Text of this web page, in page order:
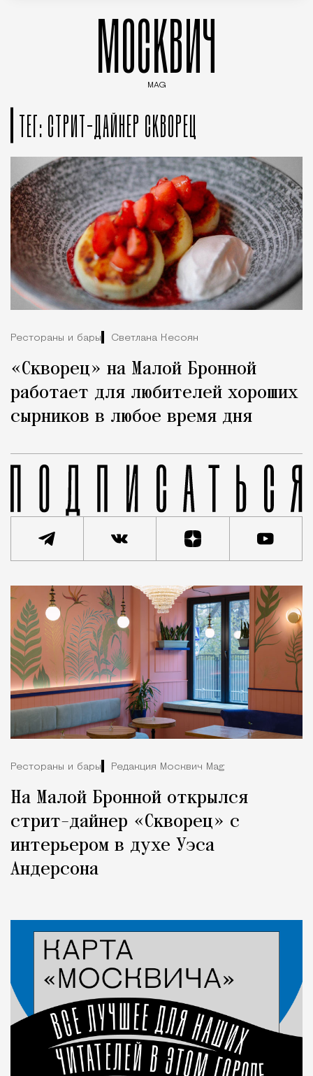
МОСКВИЧ
MAG
ТЕГ: СТРИТ-ДАЙНЕР СКВОРЕЦ
Рестораны и бары Светлана Кесоян
«Скворец» на Малой Бронной
работает для любителей хороших
сырников в любое время дня
Рестораны и бары Редакция Москвич Mag
На Малой Бронной открылся
стрит-дайнер «Скворец» с
интерьером в духе Уэса
Андерсона